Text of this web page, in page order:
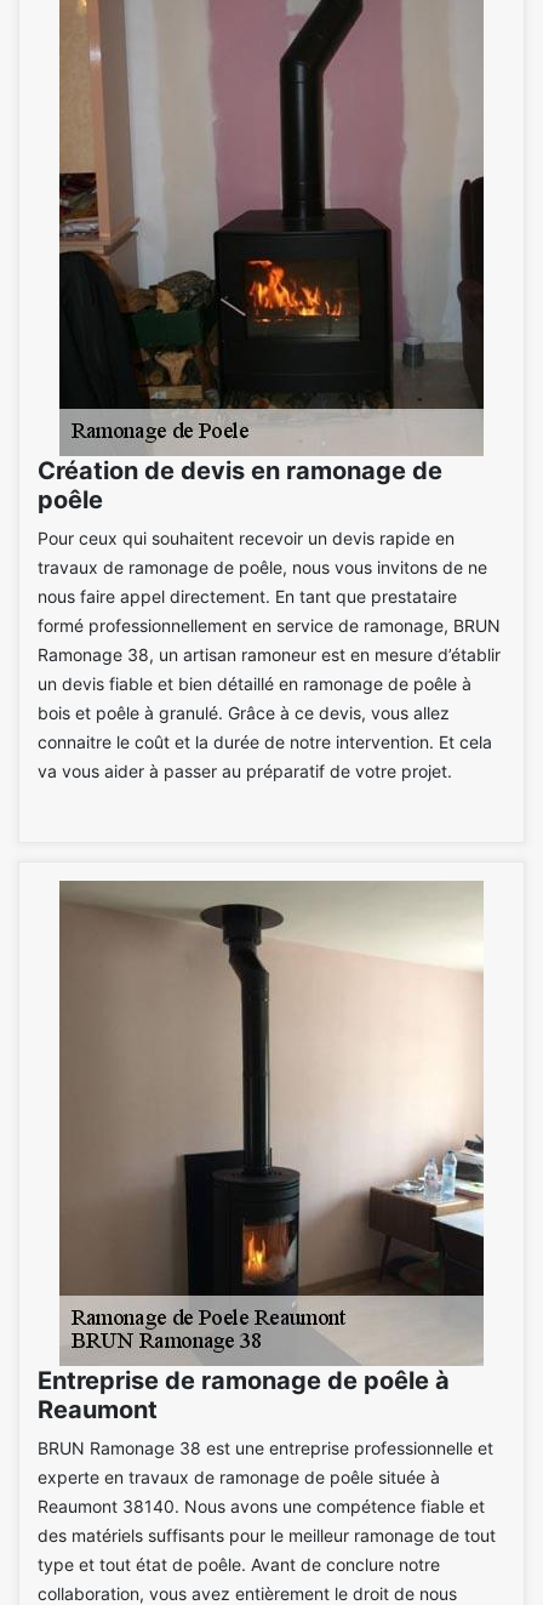
Création de devis en ramonage de
poêle
Pour ceux qui souhaitent recevoir un devis rapide en
travaux de ramonage de poêle, nous vous invitons de ne
nous faire appel directement. En tant que prestataire
formé professionnellement en service de ramonage, BRUN
Ramonage 38, un artisan ramoneur est en mesure d’établir
un devis fiable et bien détaillé en ramonage de poêle à
bois et poêle à granulé. Grâce à ce devis, vous allez
connaitre le coût et la durée de notre intervention. Et cela
va vous aider à passer au préparatif de votre projet.
Entreprise de ramonage de poêle à
Reaumont
BRUN Ramonage 38 est une entreprise professionnelle et
experte en travaux de ramonage de poêle située à
Reaumont 38140. Nous avons une compétence fiable et
des matériels suffisants pour le meilleur ramonage de tout
type et tout état de poêle. Avant de conclure notre
collaboration, vous avez entièrement le droit de nous